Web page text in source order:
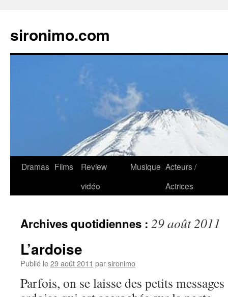
sironimo.com
Aller
Dramas Films
Review
vidéo
Musique Acteurs /
Actrices
Archives quotidiennes : 29 août 2011
L’ardoise
Publié le29 août 2011 parsironimo
Parfois, on se laisse des petits